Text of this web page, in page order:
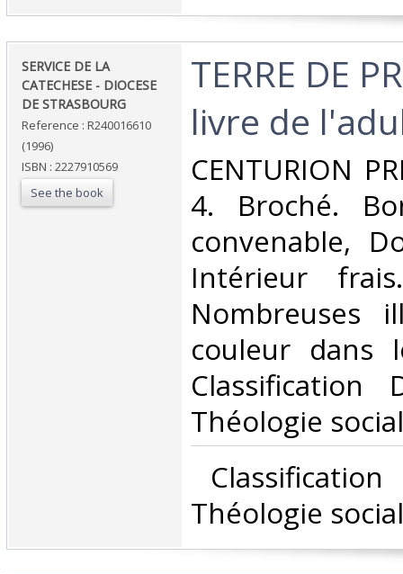
‎SERVICE DE LA
CATECHESE - DIOCESE
DE STRASBOURG‎
Reference : R240016610
(1996)
ISBN : 2227910569
See the book
‎TERRE DE
livre de
‎CENTURION
4. Broché.
convenable,
Intérieur
Nombreuses
couleur
Classification
Théologie
Théologie